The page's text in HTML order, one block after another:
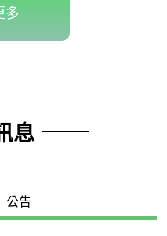
多
息
公告